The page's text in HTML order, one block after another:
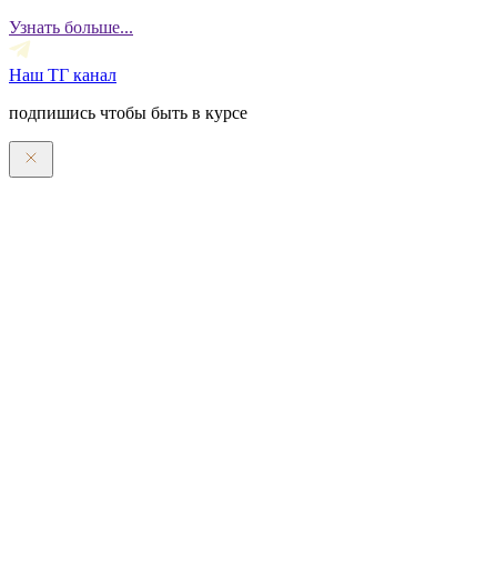
Узнать больше...
Наш ТГ канал
подпишись чтобы быть в курсе